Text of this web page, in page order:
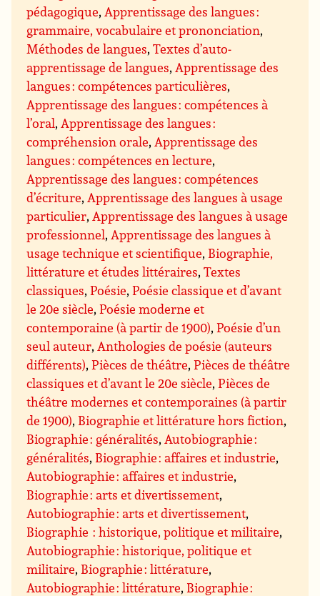
pédagogique,Apprentissage des langues :
grammaire, vocabulaire et prononciation,
Méthodes de langues,Textes d’auto-
apprentissage de langues,Apprentissage des
langues : compétences particulières,
Apprentissage des langues : compétences à
l’oral,Apprentissage des langues :
compréhension orale,Apprentissage des
langues : compétences en lecture,
Apprentissage des langues : compétences
d’écriture,Apprentissage des langues à usage
particulier,Apprentissage des langues à usage
professionnel,Apprentissage des langues à
usage technique et scientifique, Biographie,
littérature et études littéraires,Textes
classiques,Poésie,Poésie classique et d’avant
le 20e siècle,Poésie moderne et
contemporaine (à partir de 1900),Poésie d’un
seul auteur,Anthologies de poésie (auteurs
différents),Pièces de théâtre,Pièces de théâtre
classiques et d’avant le 20e siècle,Pièces de
théâtre modernes et contemporaines (à partir
de 1900), Biographie et littérature hors fiction,
Biographie : généralités,Autobiographie :
généralités, Biographie : affaires et industrie,
Autobiographie : affaires et industrie,
Biographie : arts et divertissement,
Autobiographie : arts et divertissement,
Biographie : historique, politique et militaire,
Autobiographie : historique, politique et
militaire, Biographie : littérature,
Autobiographie : littérature, Biographie :